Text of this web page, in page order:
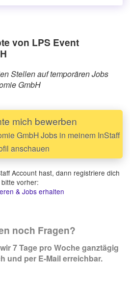
von LPS Event
Stellen auf temporären Jobs
GmbH
mich bewerben
GmbH Jobs in meinem InStaff
anschauen
Account hast, dann registriere dich
bitte vorher:
& Jobs erhalten
noch Fragen?
7 Tage pro Woche ganztägig
und per E-Mail erreichbar.